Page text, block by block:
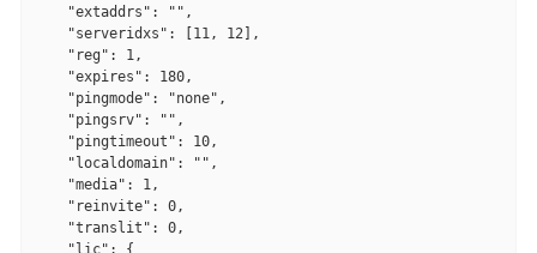
    "extaddrs": "",
    "serveridxs": [11, 12],
    "reg": 1,
    "expires": 180,
    "pingmode": "none",
    "pingsrv": "",
    "pingtimeout": 10,
    "localdomain": "",
    "media": 1,
    "reinvite": 0,
    "translit": 0,
    "lic": {